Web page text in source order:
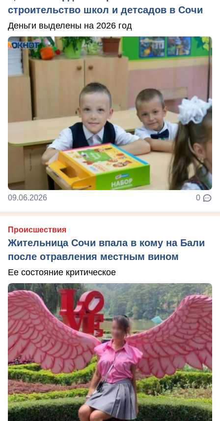
строительство школ и детсадов в Сочи
Деньги выделены на 2026 год
09.06.2026 0
Происшествия
Жительница Сочи впала в кому на Бали
после отравления местным вином
Ее состояние критическое